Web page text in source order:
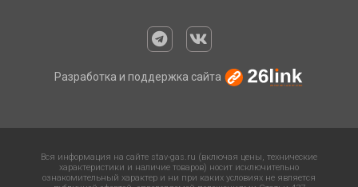
Разработка и поддержка сайта
Вся информация на сайте stav-gas.ru (включая цены, технические
характеристики и наличие товаров) носит исключительно
ознакомительный характер и ни при каких условиях не является